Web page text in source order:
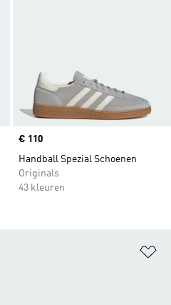
Price
€ 110
Handball Spezial Schoenen
Originals
43 kleuren